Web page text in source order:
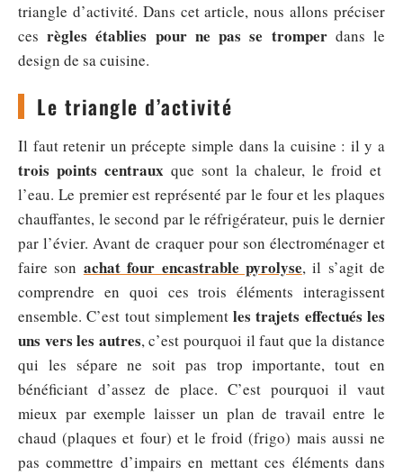
triangle d’activité. Dans cet article, nous allons préciser
cesrègles établies pour ne pas se tromper dans le
design de sa cuisine.
Le triangle d’activité
Il faut retenir un précepte simple dans la cuisine : il y a
trois points centraux que sont la chaleur, le froid et
l’eau. Le premier est représenté par le four et les plaques
chauffantes, le second par le réfrigérateur, puis le dernier
par l’évier. Avant de craquer pour son électroménager et
faire son achat four encastrable pyrolyse, il s’agit de
comprendre en quoi ces trois éléments interagissent
ensemble. C’est tout simplementles trajets effectués les
uns vers les autres, c’est pourquoi il faut que la distance
qui les sépare ne soit pas trop importante, tout en
bénéficiant d’assez de place. C’est pourquoi il vaut
mieux par exemple laisser un plan de travail entre le
chaud (plaques et four) et le froid (frigo) mais aussi ne
pas commettre d’impairs en mettant ces éléments dans